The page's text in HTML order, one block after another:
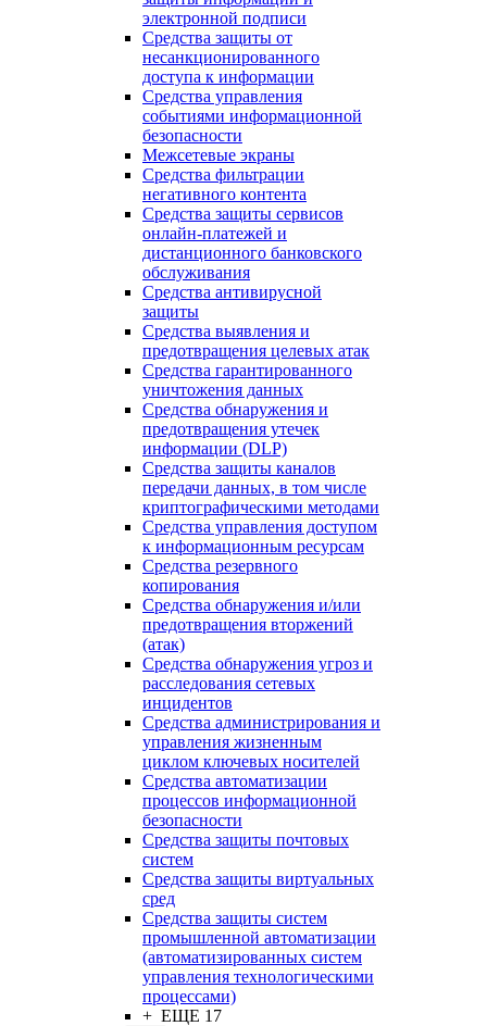
электронной подписи
Средства защиты от
несанкционированного
доступа к информации
Средства управления
событиями информационной
безопасности
Межсетевые экраны
Средства фильтрации
негативного контента
Средства защиты сервисов
онлайн-платежей и
дистанционного банковского
обслуживания
Средства антивирусной
защиты
Средства выявления и
предотвращения целевых атак
Средства гарантированного
уничтожения данных
Средства обнаружения и
предотвращения утечек
информации (DLP)
Средства защиты каналов
передачи данных, в том числе
криптографическими методами
Средства управления доступом
к информационным ресурсам
Средства резервного
копирования
Средства обнаружения и/или
предотвращения вторжений
(атак)
Средства обнаружения угроз и
расследования сетевых
инцидентов
Средства администрирования и
управления жизненным
циклом ключевых носителей
Средства автоматизации
процессов информационной
безопасности
Средства защиты почтовых
систем
Средства защиты виртуальных
сред
Средства защиты систем
промышленной автоматизации
(автоматизированных систем
управления технологическими
процессами)
+ ЕЩЕ 17